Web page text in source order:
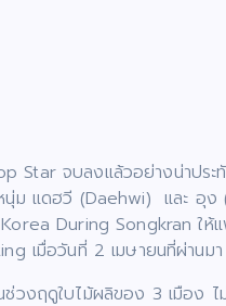
จบลงแล้วอย่างน่าประ
ม แดฮวี (Daehwi) และ อุง
During Songkran ใ
เมื่อวันที่ 2 เมษายนที่ผ่านมา
วงฤดูใบไม้ผลิของ 3 เมือง ไ